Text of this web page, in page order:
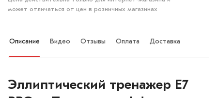
может отличаться от цен в розничных магазинах
Описание Видео Отзывы Оплата Доставка
Эллиптический тренажер E7